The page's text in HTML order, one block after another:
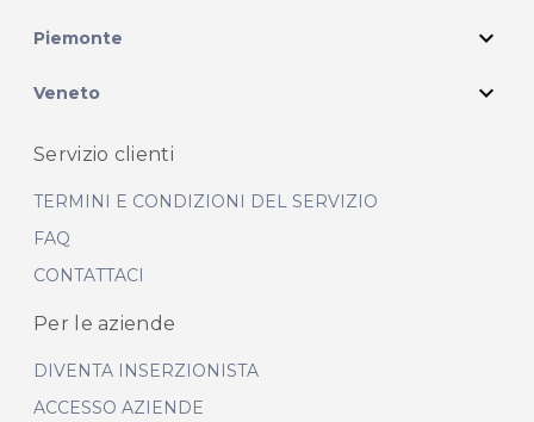
Piemonte expand_more
Veneto expand_more
Servizio clienti
TERMINI E CONDIZIONI DEL SERVIZIO
FAQ
CONTATTACI
Per le aziende
DIVENTA INSERZIONISTA
ACCESSO AZIENDE